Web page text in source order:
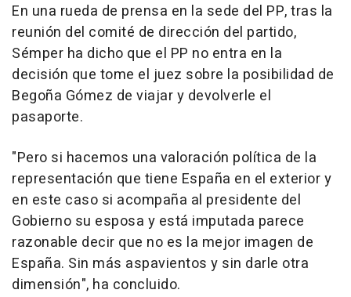
En una rueda de prensa en la sede del PP, tras la
reunión del comité de dirección del partido,
Sémper ha dicho que el PP no entra en la
decisión que tome el juez sobre la posibilidad de
Begoña Gómez de viajar y devolverle el
pasaporte.
"Pero si hacemos una valoración política de la
representación que tiene España en el exterior y
en este caso si acompaña al presidente del
Gobierno su esposa y está imputada parece
razonable decir que no es la mejor imagen de
España. Sin más aspavientos y sin darle otra
dimensión", ha concluido.